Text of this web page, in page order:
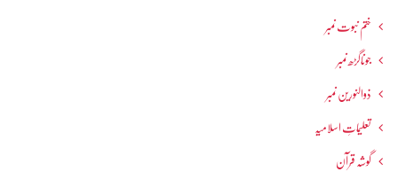
ختم نبوت نمبر
جوناگڑھ نمبر
ذوالنورین نمبر
تعلیماتِ اسلامیہ
گوشہ قرآن